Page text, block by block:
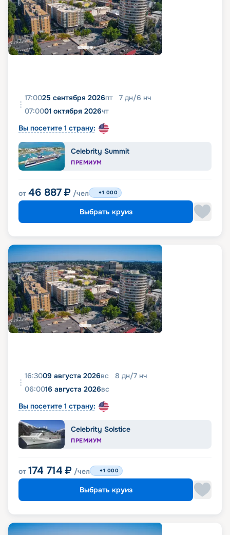
17:0025 сентября 2026пт 7 дн/6 нч
07:0001 октября 2026чт
Вы посетите 1 страну:
Celebrity Summit
ПРЕМИУМ
от 46 887 ₽ /чел +1 000
Выбрать круиз
16:3009 августа 2026вс 8 дн/7 нч
06:0016 августа 2026вс
Вы посетите 1 страну:
Celebrity Solstice
ПРЕМИУМ
от 174 714 ₽ /чел +1 000
Выбрать круиз